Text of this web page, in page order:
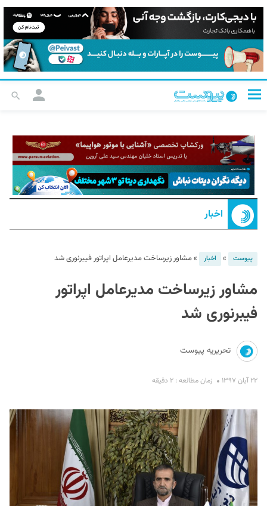
اخبار
پیوست » اخبار »مشاور زیرساخت مدیرعامل اپراتور فیبرنوری شد
مشاور زیرساخت مدیرعامل اپراتور
فیبرنوری شد
تحریریه پیوست
۲۲ آبان ۱۳۹۷ زمان مطالعه : ۲ دقیقه